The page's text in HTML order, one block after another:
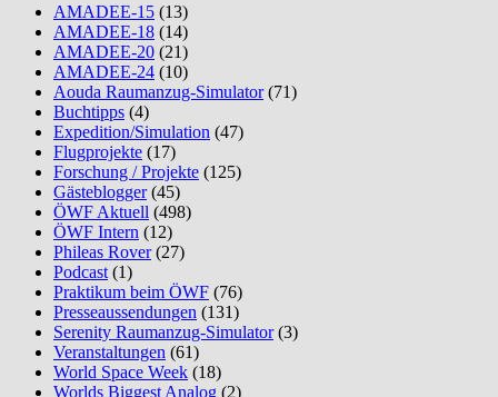
AMADEE-15 (13)
AMADEE-18 (14)
AMADEE-20 (21)
AMADEE-24 (10)
Aouda Raumanzug-Simulator(71)
Buchtipps (4)
Expedition/Simulation (47)
Flugprojekte (17)
Forschung / Projekte (125)
Gästeblogger(45)
ÖWF Aktuell (498)
ÖWF Intern (12)
Phileas Rover(27)
Podcast (1)
Praktikum beim ÖWF (76)
Presseaussendungen (131)
Serenity Raumanzug-Simulator(3)
Veranstaltungen (61)
World Space Week (18)
Worlds Biggest Analog (2)